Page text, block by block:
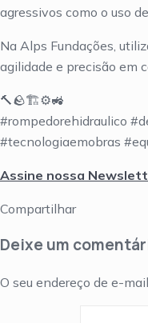
agressivos como o uso
Na Alps Fundações,
agilidade e precisão em
🔨🪨🏗️⚙️🚜
#rompedorehidraulico
#tecnologiaemobras
Assine nossa
Compartilhar
Deixe um
O seu endereço de e-